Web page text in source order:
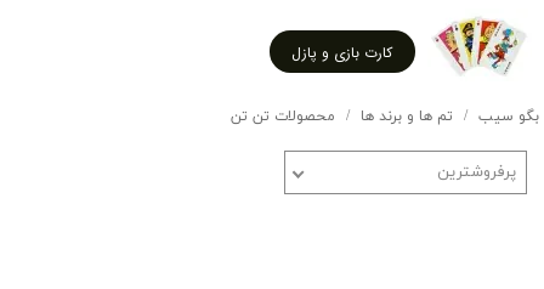
کارت بازی و پازل
بگو سیب تم ها و برند ها محصولات تن تن
پرفروشترین